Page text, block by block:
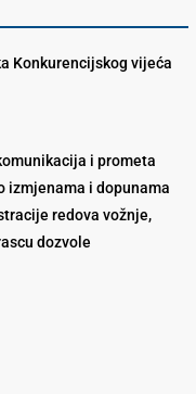
Konkurencijskog vijeća
i prometa
izmjenama i dopunama
redova vožnje,
dozvole